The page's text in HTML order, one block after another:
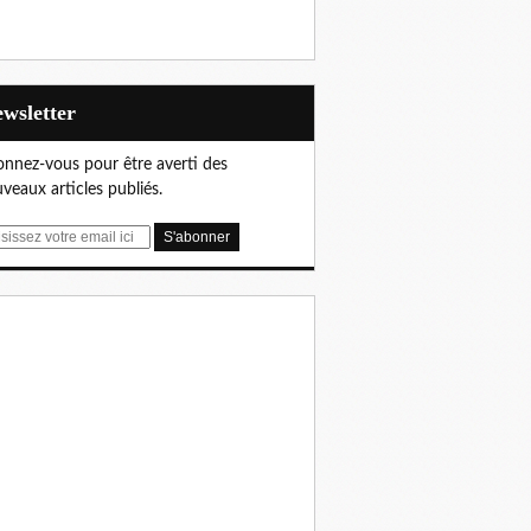
vous pour être averti des
articles publiés.